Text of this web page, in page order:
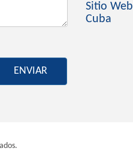
ENVIAR
Sitio
Cuba